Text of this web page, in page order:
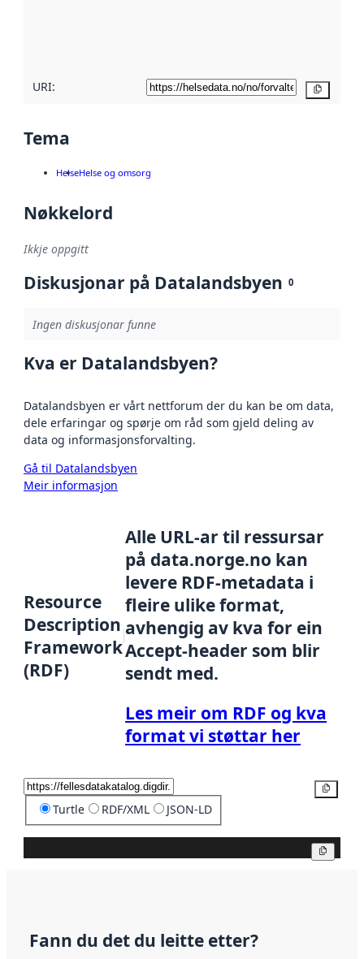
URI:
Tema
HelseHelse og omsorg
Nøkkelord
Ikkje oppgitt
Diskusjonar på Datalandsbyen 0
Ingen diskusjonar funne
Kva er Datalandsbyen?
Datalandsbyen er vårt nettforum der du kan be om data,
dele erfaringar og spørje om råd som gjeld deling av
data og informasjonsforvalting.
Gå til Datalandsbyen
Meir informasjon
Resource
Description
Framework
(RDF)
Alle URL-ar til ressursar
på data.norge.no kan
levere RDF-metadata i
fleire ulike format,
avhengig av kva for ein
Accept-header som blir
sendt med.
Les meir om RDF og kva
format vi støttar her
Turtle RDF/XML JSON-LD
Fann du det du leitte etter?